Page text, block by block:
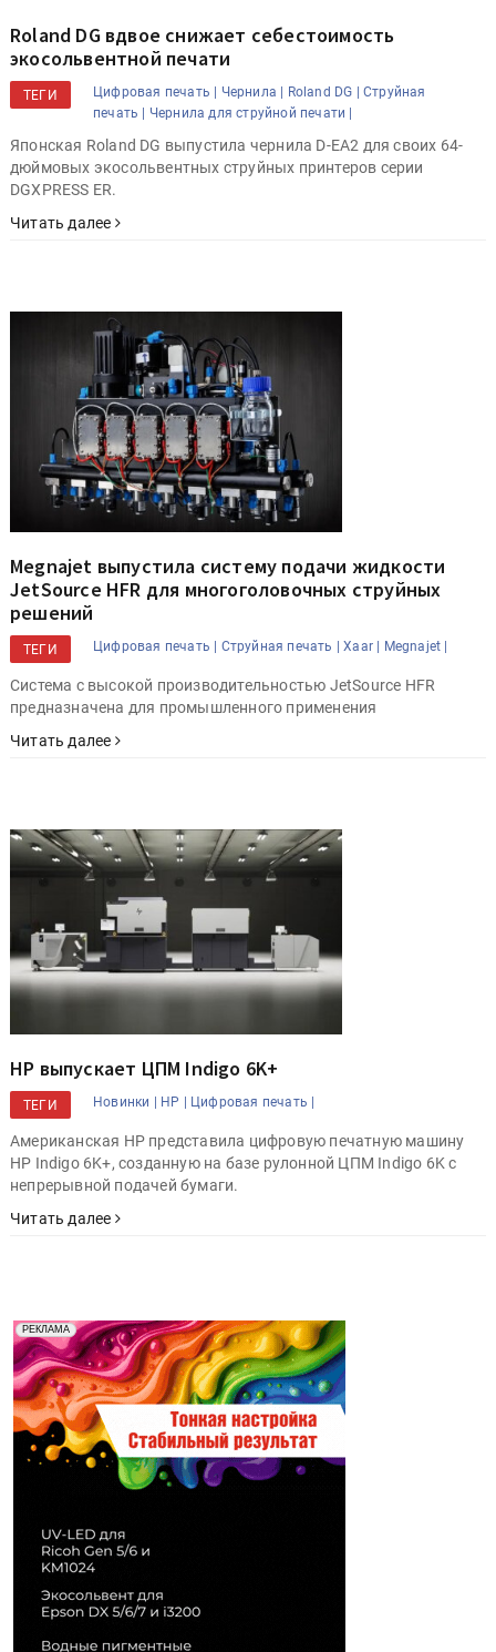
Roland DG вдвое снижает себестоимость
экосольвентной печати
ТЕГИ Цифровая печать | Чернила | Roland DG |
Струйная
печать |
Чернила для струйной печати |
Японская Roland DG выпустила чернила D-EA2 для своих 64-
дюймовых экосольвентных струйных принтеров серии
DGXPRESS ER.
Читать далее
Megnajet выпустила систему подачи жидкости
JetSource HFR для многоголовочных струйных
решений
ТЕГИ Цифровая печать | Струйная печать | Xaar | Megnajet |
Система с высокой производительностью JetSource HFR
предназначена для промышленного применения
Читать далее
HP выпускает ЦПМ Indigo 6K+
ТЕГИ Новинки | HP | Цифровая печать |
Американская HP представила цифровую печатную машину
HP Indigo 6K+, созданную на базе рулонной ЦПМ Indigo 6K с
непрерывной подачей бумаги.
Читать далее
РЕКЛАМА
Реклама. Рекламодатель ООО "Передовые Системы
Печати" erid: 2SDnjd2d4Qz